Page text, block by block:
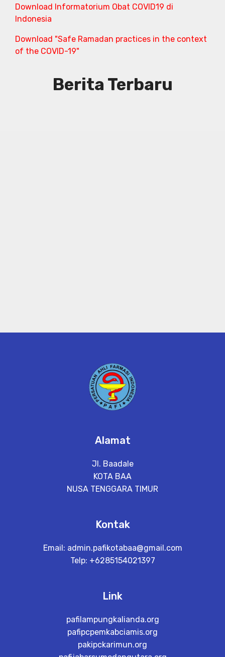
Download Informatorium Obat COVID19 di
Indonesia
Download "Safe Ramadan practices in the context
of the COVID-19"
Berita Terbaru
Alamat
Jl. Baadale
KOTA BAA
NUSA TENGGARA TIMUR
Kontak
Email: admin.pafikotabaa@gmail.com
Telp: +6285154021397
Link
pafilampungkalianda.org
pafipcpemkabciamis.org
pakipckarimun.org